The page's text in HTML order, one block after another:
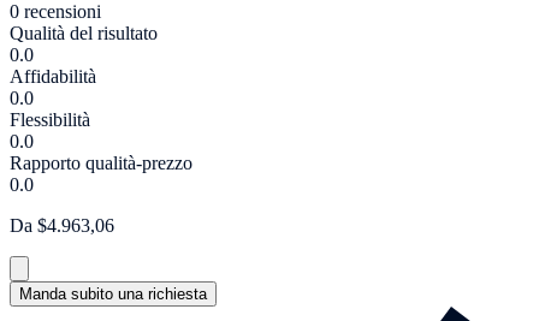
0 recensioni
Qualità del risultato
0.0
Affidabilità
0.0
Flessibilità
0.0
Rapporto qualità-prezzo
0.0
Da $4.963,06
Manda subito una richiesta